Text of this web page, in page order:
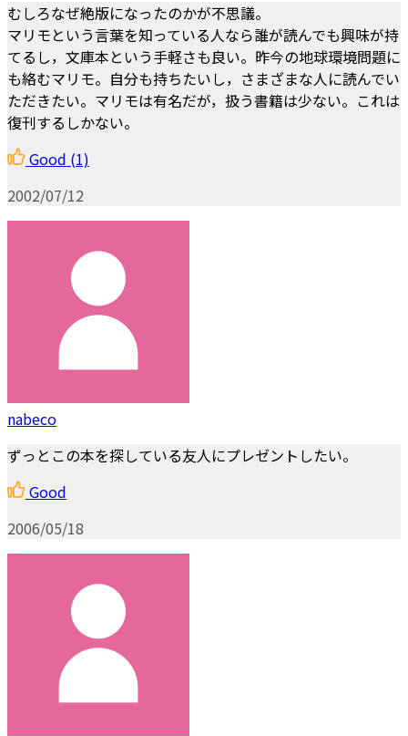
むしろなぜ絶版になったのかが不思議。
マリモという言葉を知っている人なら誰が読んでも興味が持
てるし，文庫本という手軽さも良い。昨今の地球環境問題に
も絡むマリモ。自分も持ちたいし，さまざまな人に読んでい
ただきたい。マリモは有名だが，扱う書籍は少ない。これは
復刊するしかない。
Good (1)
2002/07/12
nabeco
ずっとこの本を探している友人にプレゼントしたい。
Good
2006/05/18